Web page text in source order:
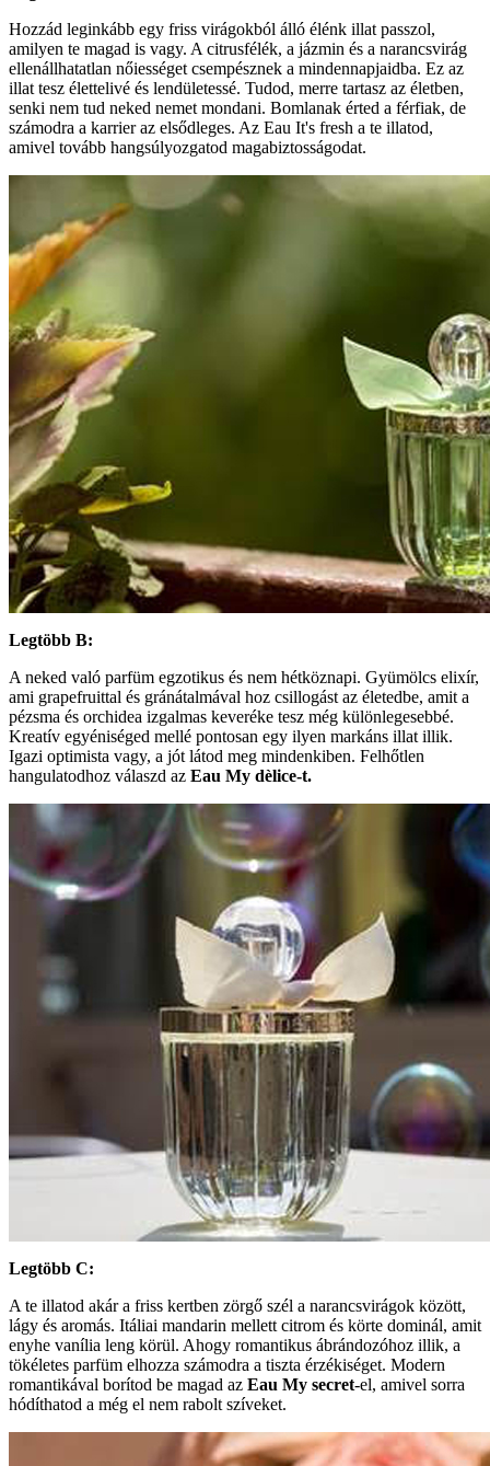
Hozzád leginkább egy friss virágokból álló élénk illat passzol,
amilyen te magad is vagy. A citrusfélék, a jázmin és a narancsvirág
ellenállhatatlan nőiességet csempésznek a mindennapjaidba. Ez az
illat tesz élettelivé és lendületessé. Tudod, merre tartasz az életben,
senki nem tud neked nemet mondani. Bomlanak érted a férfiak, de
számodra a karrier az elsődleges. Az Eau It's fresh a te illatod,
amivel tovább hangsúlyozgatod magabiztosságodat.
Legtöbb B:
A neked való parfüm egzotikus és nem hétköznapi. Gyümölcs elixír,
ami grapefruittal és gránátalmával hoz csillogást az életedbe, amit a
pézsma és orchidea izgalmas keveréke tesz még különlegesebbé.
Kreatív egyéniséged mellé pontosan egy ilyen markáns illat illik.
Igazi optimista vagy, a jót látod meg mindenkiben. Felhőtlen
hangulatodhoz válaszd az Eau My dèlice-t.
Legtöbb C:
A te illatod akár a friss kertben zörgő szél a narancsvirágok között,
lágy és aromás. Itáliai mandarin mellett citrom és körte dominál, amit
enyhe vanília leng körül. Ahogy romantikus ábrándozóhoz illik, a
tökéletes parfüm elhozza számodra a tiszta érzékiséget. Modern
romantikával borítod be magad az Eau My secret-el, amivel sorra
hódíthatod a még el nem rabolt szíveket.